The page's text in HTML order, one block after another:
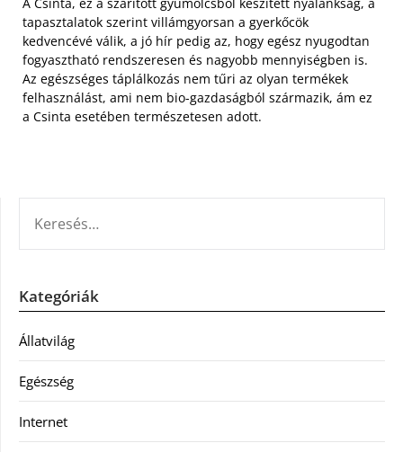
A Csinta, ez a szárított gyümölcsből készített nyalánkság, a
tapasztalatok szerint villámgyorsan a gyerkőcök
kedvencévé válik, a jó hír pedig az, hogy egész nyugodtan
fogyasztható rendszeresen és nagyobb mennyiségben is.
Az egészséges táplálkozás nem tűri az olyan termékek
felhasználást, ami nem bio-gazdaságból származik, ám ez
a Csinta esetében természetesen adott.
Kategóriák
Állatvilág
Egészség
Internet